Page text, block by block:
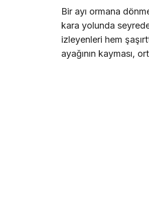
Bir ayı ormana
kara yolunda
izleyenleri hem
ayağının kayması,